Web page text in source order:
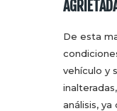
De esta
vehículo y
análisis,